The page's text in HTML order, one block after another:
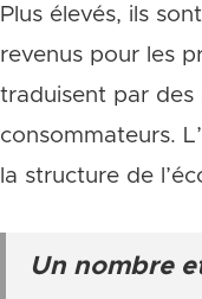
Plus élevés, ils
revenus pour les
traduisent par des
consommateurs.
la structure de
Un nombre